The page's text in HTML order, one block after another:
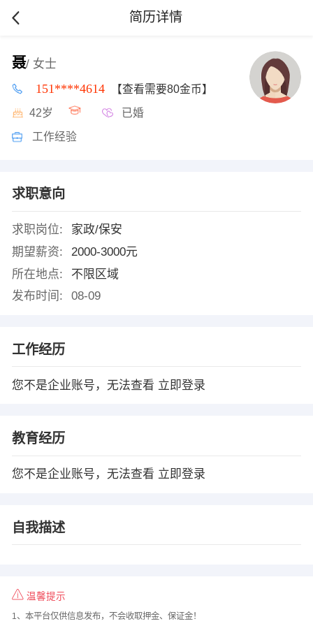
简历详情
聂/ 女士
151****4614 【查看需要80金币】
42岁 已婚
工作经验
求职意向
求职岗位:
家政/保安
期望薪资:
2000-3000元
所在地点:
不限区域
发布时间:
08-09
工作经历
您不是企业账号，无法查看 立即登录
教育经历
您不是企业账号，无法查看 立即登录
自我描述
温馨提示
1、本平台仅供信息发布，不会收取押金、保证金！